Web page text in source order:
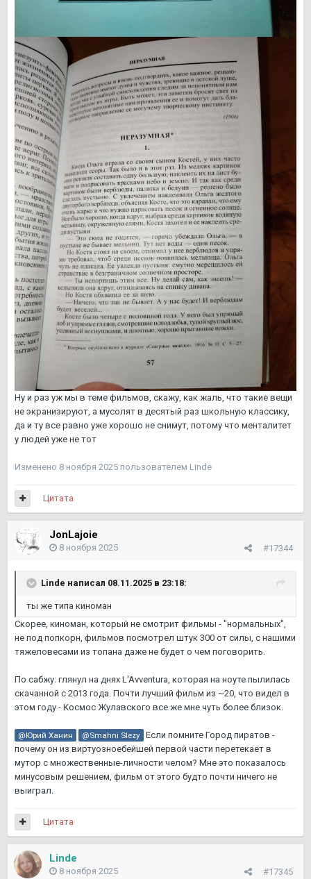
Ну и раз уж мы в теме фильмов, скажу, как жаль, что такие вещи
не экранизируют, а мусолят в десятый раз школьную классику,
да и ту все равно уже хорошо не снимут, потому что менталитет
у людей уже не тот
Изменено 8 ноября 2025 пользователем Linde
Цитата
JonLajoie
#17344
8 ноября 2025
Linde написал 08.11.2025 в 23:18:
ты же типа киноман
Скорее, киноман, который не смотрит фильмы - "нормальных",
не под попкорн, фильмов посмотрел штук 300 от силы, с нашими
тяжеловесами из топана даже не будет о чем поговорить.
По сабжу: глянул на днях L'Avventura, которая на ноуте пылилась
скачанной с 2013 года. Почти лучший фильм из ~20, что видел в
этом году - Космос Жулавского все же мне чуть более близок.
@Юрий Ханин @Smahni Slezy Если помните Город пиратов -
почему он из виртуозноебейшей первой части перетекает в
мутор с множественные-личности челом? Мне это показалось
минусовым решением, фильм от этого будто почти ничего не
выиграл.
Цитата
Linde
#17345
8 ноября 2025